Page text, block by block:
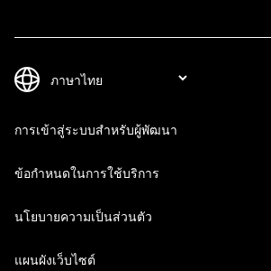
การเข้าสู่ระบบสำหรับผู้พัฒนา
ข้อกำหนดในการใช้บริการ
นโยบายความเป็นส่วนตัว
แผนผังเว็บไซต์